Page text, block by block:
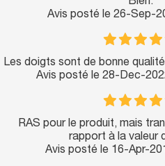
Avis posté le 26-Sep-
Les doigts sont de bonne
Avis posté le 28-Dec-
RAS pour le produit, mais
rapport à la valeur
Avis posté le 16-Apr-